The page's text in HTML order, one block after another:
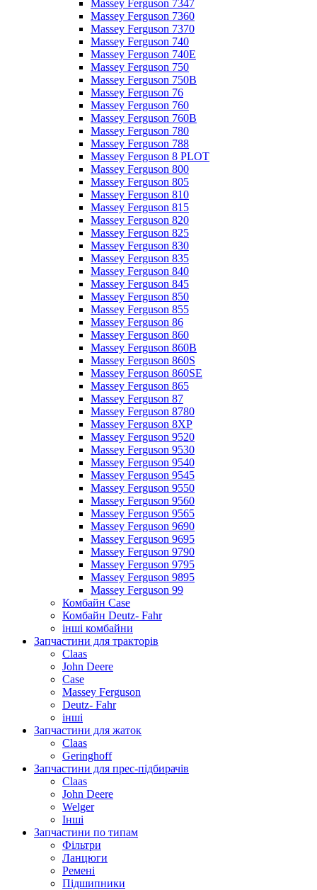
Massey Ferguson 7347
Massey Ferguson 7360
Massey Ferguson 7370
Massey Ferguson 740
Massey Ferguson 740E
Massey Ferguson 750
Massey Ferguson 750B
Massey Ferguson 76
Massey Ferguson 760
Massey Ferguson 760B
Massey Ferguson 780
Massey Ferguson 788
Massey Ferguson 8 PLOT
Massey Ferguson 800
Massey Ferguson 805
Massey Ferguson 810
Massey Ferguson 815
Massey Ferguson 820
Massey Ferguson 825
Massey Ferguson 830
Massey Ferguson 835
Massey Ferguson 840
Massey Ferguson 845
Massey Ferguson 850
Massey Ferguson 855
Massey Ferguson 86
Massey Ferguson 860
Massey Ferguson 860B
Massey Ferguson 860S
Massey Ferguson 860SE
Massey Ferguson 865
Massey Ferguson 87
Massey Ferguson 8780
Massey Ferguson 8XP
Massey Ferguson 9520
Massey Ferguson 9530
Massey Ferguson 9540
Massey Ferguson 9545
Massey Ferguson 9550
Massey Ferguson 9560
Massey Ferguson 9565
Massey Ferguson 9690
Massey Ferguson 9695
Massey Ferguson 9790
Massey Ferguson 9795
Massey Ferguson 9895
Massey Ferguson 99
Комбайн Case
Комбайн Deutz- Fahr
інші комбайни
Запчастини для тракторів
Claas
John Deere
Case
Massey Ferguson
Deutz- Fahr
інші
Запчастини для жаток
Claas
Geringhoff
Запчастини для прес-підбирачів
Claas
John Deere
Welger
Інші
Запчастини по типам
Фільтри
Ланцюги
Ремені
Підшипники